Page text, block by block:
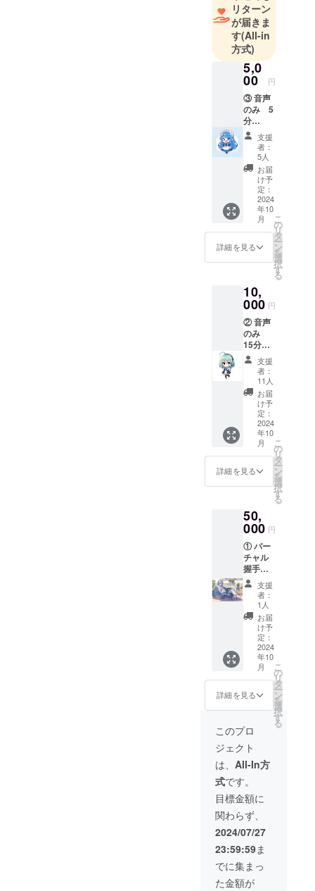
リターン
が届きま
す(All-in
方式)
5,0
00 円
③ 音声
のみ 5
分
¥5,000
・日
時：
2024年
10月31
日（木
曜日）
頃の開
催予定
（※live
2ｄ完成
次第の
ご案内
ま
す。）
・支援
者様と
の連絡
方法：
Xorディ
スコー
ドにて
ご連絡
いたし
ます。
支援
者：
5人
お届
け予
定：
2024
年10
月
詳細を見る
こ
の
リ
タ
ー
ン
を
選
択
す
る
10,
000 円
② 音声
のみ
15分
¥10,000
・日
時：
2024年
10月31
日（木
曜日）
頃の開
催予定
（※live
2ｄ完成
次第の
ご案内
ま
す。）
・支援
者様と
の連絡
方法：
Xorディ
スコー
ドにて
ご連絡
いたし
ます。
支援
者：
11人
お届
け予
定：
2024
年10
月
詳細を見る
こ
の
リ
タ
ー
ン
を
選
択
す
る
50,
000 円
① バー
チャル
握手会
（1対1
の通
話） 5
分 ・日
時：
2024年
10月31
日（木
曜日）
頃の開
催予定
（※live
2ｄ完成
次第の
ご案内
になり
ま
す。）
・支援
者様と
の連絡
方法：
Xorディ
スコー
ドにて
ご連絡
いたし
ます。
支援
者：
1人
お届
け予
定：
2024
年10
月
詳細を見る
こ
の
リ
タ
ー
ン
を
選
択
す
る
このプロ
ジェクト
は、 All-In方
式です。
目標金額に
関わらず、
2024/07/27
23:59:59ま
でに集まっ
た金額が